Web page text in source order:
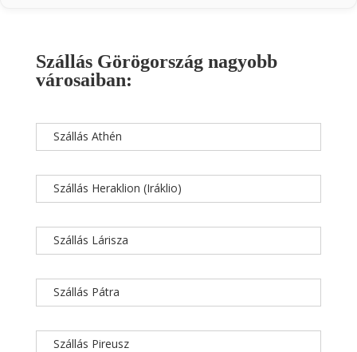
Szállás Görögország nagyobb
városaiban:
Szállás Athén
Szállás Heraklion (Iráklio)
Szállás Lárisza
Szállás Pátra
Szállás Pireusz